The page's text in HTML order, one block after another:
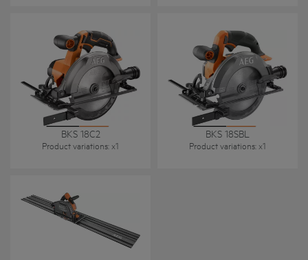
BKS 18C2
Product variations: x1
BKS 18SBL
Product variations: x1